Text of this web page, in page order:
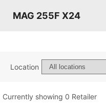
MAG 255F X24
Location
Currently showing 0 Retailer